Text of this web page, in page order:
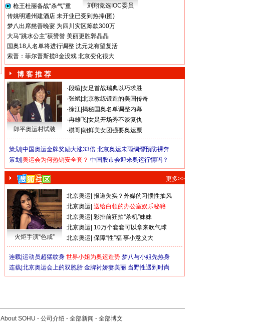
枪王杜丽备战“杀气”重
刘翔竞选IOC委员
传姚明通州建酒店 未开业已受到热捧(图)
梦八出席慈善晚宴 为四川灾区筹款300万
大马“跳水公主”获赞誉 美丽更胜郭晶晶
国奥18人名单将进行调整 沈元龙有望复活
索普：菲尔普斯揽8金没戏 北京变化很大
博 客 推 荐
郎平奥运村试装
·段暄 女足首战瑞典以巧求胜
·张斌 北京教练锻造的美国传奇
·徐江 揭秘国奥名单调整内幕
·冉雄飞 女足开场秀不谈复仇
·棋哥 朝鲜美女团强要奥运票
策划| 中国奥运金牌奖励大涨33倍 北京奥运未雨绸缪预防裸奔
策划| 奥运会为何热销安全套？ 中国股市会迎来奥运行情吗？
更多>>
火炬手演“色戒”
北京奥运 报道失实？外媒的习惯性抽风
北京奥运 送给白领的办公室娱乐秘籍
北京奥运 彩排前狂拍“杀机”妹妹
北京奥运 10万个套套可以拿来吹气球
北京奥运 保障“性”福 事小意义大
连载| 运动员超猛纹身 世界小姐为奥运造势 梦八与小姐先热身
连载| 北京奥运会上的双胞胎 金牌衬娇妻美丽 当野性遇到时尚
About SOHU - 公司介绍 - 全部新闻 - 全部博文